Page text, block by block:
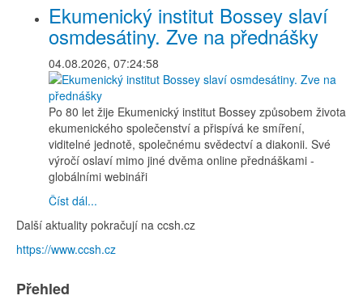
Ekumenický institut Bossey slaví
osmdesátiny. Zve na přednášky
04.08.2026, 07:24:58
Po 80 let žije Ekumenický institut Bossey způsobem života
ekumenického společenství a přispívá ke smíření,
viditelné jednotě, společnému svědectví a diakonii. Své
výročí oslaví mimo jiné dvěma online přednáškami -
globálními webináři
Číst dál...
Další aktuality pokračují na ccsh.cz
https://www.ccsh.cz
Přehled